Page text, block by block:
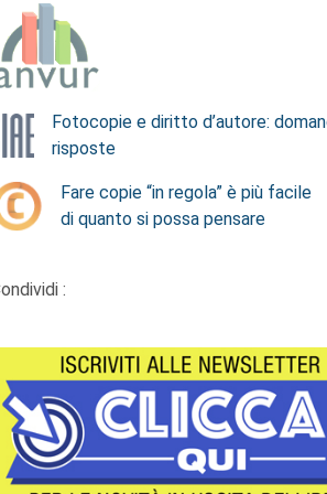
Fotocopie e diritto d’autore:
risposte
Fare copie “in regola” è più facile
di quanto si possa pensare
: